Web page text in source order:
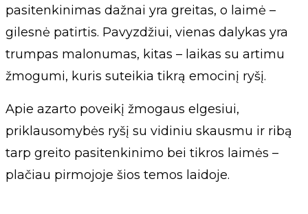
pasitenkinimas dažnai yra greitas, o laimė –
gilesnė patirtis. Pavyzdžiui, vienas dalykas yra
trumpas malonumas, kitas – laikas su artimu
žmogumi, kuris suteikia tikrą emocinį ryšį.
Apie azarto poveikį žmogaus elgesiui,
priklausomybės ryšį su vidiniu skausmu ir ribą
tarp greito pasitenkinimo bei tikros laimės –
plačiau pirmojoje šios temos laidoje.